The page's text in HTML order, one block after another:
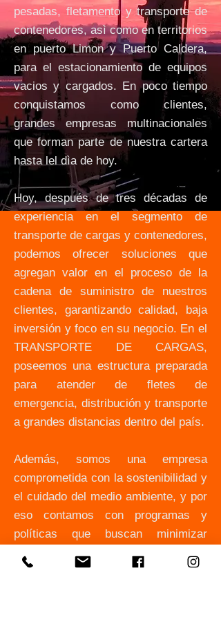
pesadas, fletamento y transporte de
contenedores, asì como en territorios
en puerto Limon y Puerto Caldera,
para el estacionamiento de equipos
vacios y cargados. En poco tiempo
conquistamos como clientes,
grandes empresas multinacionales
que forman parte de nuestra cartera
hasta lel dìa de hoy.
Hoy, después de tres décadas de
experiencia en el segmento de
transporte de cargas y contenedores,
podemos ofrecer soluciones que
agregan valor en el proceso de la
cadena de suministro de nuestros
clientes, garantizando calidad, baja
inversión y foco en su negocio. En el
TRANSPORTE DE CARGAS,
poseemos una estructura preparada
para atender de fletes de
emergencia, distribución y transporte
a grandes distancias dentro del país.
Además, somos una empresa
comprometida con la sostenibilidad y
el cuidado del medio ambiente, y por
eso contamos con programas y
políticas que buscan minimizar
nuestro impacto ambiental y
promover prácticas más